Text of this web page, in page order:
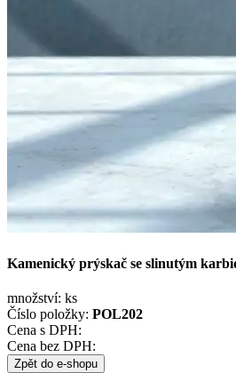
Kamenický prýskač se slinutým
množství: ks
Číslo položky: POL202
Cena s DPH:
Cena bez DPH:
Zpět do e-shopu